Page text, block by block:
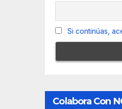
Si continúas,
Colabora Con